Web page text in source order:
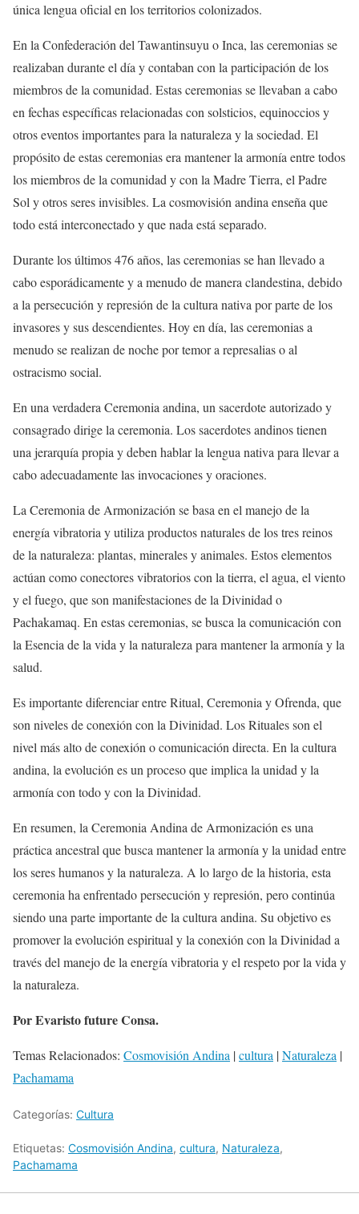
única lengua oficial en los territorios colonizados.
En la Confederación del Tawantinsuyu o Inca, las ceremonias se
realizaban durante el día y contaban con la participación de los
miembros de la comunidad. Estas ceremonias se llevaban a cabo
en fechas específicas relacionadas con solsticios, equinoccios y
otros eventos importantes para la naturaleza y la sociedad. El
propósito de estas ceremonias era mantener la armonía entre todos
los miembros de la comunidad y con la Madre Tierra, el Padre
Sol y otros seres invisibles. La cosmovisión andina enseña que
todo está interconectado y que nada está separado.
Durante los últimos 476 años, las ceremonias se han llevado a
cabo esporádicamente y a menudo de manera clandestina, debido
a la persecución y represión de la cultura nativa por parte de los
invasores y sus descendientes. Hoy en día, las ceremonias a
menudo se realizan de noche por temor a represalias o al
ostracismo social.
En una verdadera Ceremonia andina, un sacerdote autorizado y
consagrado dirige la ceremonia. Los sacerdotes andinos tienen
una jerarquía propia y deben hablar la lengua nativa para llevar a
cabo adecuadamente las invocaciones y oraciones.
La Ceremonia de Armonización se basa en el manejo de la
energía vibratoria y utiliza productos naturales de los tres reinos
de la naturaleza: plantas, minerales y animales. Estos elementos
actúan como conectores vibratorios con la tierra, el agua, el viento
y el fuego, que son manifestaciones de la Divinidad o
Pachakamaq. En estas ceremonias, se busca la comunicación con
la Esencia de la vida y la naturaleza para mantener la armonía y la
salud.
Es importante diferenciar entre Ritual, Ceremonia y Ofrenda, que
son niveles de conexión con la Divinidad. Los Rituales son el
nivel más alto de conexión o comunicación directa. En la cultura
andina, la evolución es un proceso que implica la unidad y la
armonía con todo y con la Divinidad.
En resumen, la Ceremonia Andina de Armonización es una
práctica ancestral que busca mantener la armonía y la unidad entre
los seres humanos y la naturaleza. A lo largo de la historia, esta
ceremonia ha enfrentado persecución y represión, pero continúa
siendo una parte importante de la cultura andina. Su objetivo es
promover la evolución espiritual y la conexión con la Divinidad a
través del manejo de la energía vibratoria y el respeto por la vida y
la naturaleza.
Por Evaristo future Consa.
Temas Relacionados: Cosmovisión Andina |cultura |Naturaleza |
Pachamama
Categorías: Cultura
Etiquetas: Cosmovisión Andina, cultura, Naturaleza,
Pachamama